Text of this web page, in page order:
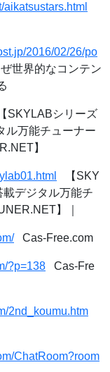
2016/02/26/po
世界的なコンテン
シリーズ
ル万能チューナー
】
【SKY
デジタル万能チ
】｜
Cas-Free.com
?p=138 Cas-Fre
2nd_koumu.htm
ChatRoom?room